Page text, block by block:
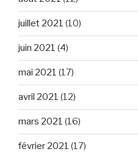
juillet 2021 (10)
juin 2021 (4)
mai 2021 (17)
avril 2021 (12)
mars 2021 (16)
février 2021 (17)